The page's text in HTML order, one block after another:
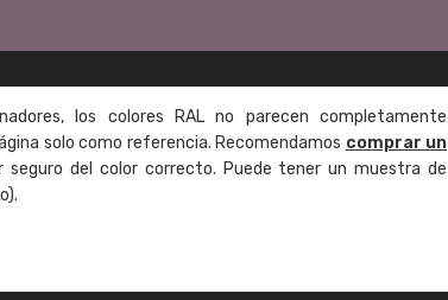
los colores RAL no parecen completamente
solo como referencia. Recomendamos comprar un
seguro del color correcto. Puede tener un muestra de
Enrique